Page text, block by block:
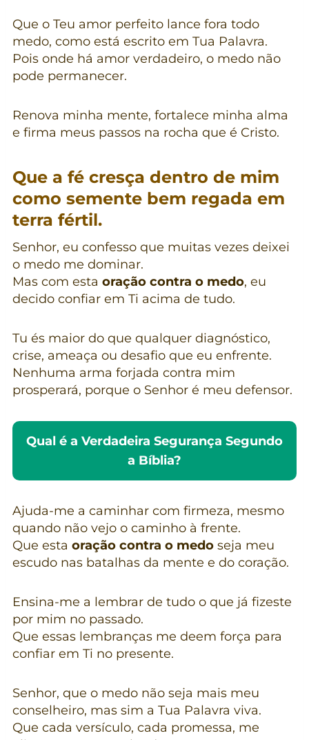
Que o Teu amor perfeito lance fora todo
medo, como está escrito em Tua Palavra.
Pois onde há amor verdadeiro, o medo não
pode permanecer.
Renova minha mente, fortalece minha alma
e firma meus passos na rocha que é Cristo.
Que a fé cresça dentro de mim
como semente bem regada em
terra fértil.
Senhor, eu confesso que muitas vezes deixei
o medo me dominar.
Mas com esta oração contra o medo, eu
decido confiar em Ti acima de tudo.
Tu és maior do que qualquer diagnóstico,
crise, ameaça ou desafio que eu enfrente.
Nenhuma arma forjada contra mim
prosperará, porque o Senhor é meu defensor.
Qual é a Verdadeira Segurança Segundo
a Bíblia?
Ajuda-me a caminhar com firmeza, mesmo
quando não vejo o caminho à frente.
Que esta oração contra o medoseja meu
escudo nas batalhas da mente e do coração.
Ensina-me a lembrar de tudo o que já fizeste
por mim no passado.
Que essas lembranças me deem força para
confiar em Ti no presente.
Senhor, que o medo não seja mais meu
conselheiro, mas sim a Tua Palavra viva.
Que cada versículo, cada promessa, me